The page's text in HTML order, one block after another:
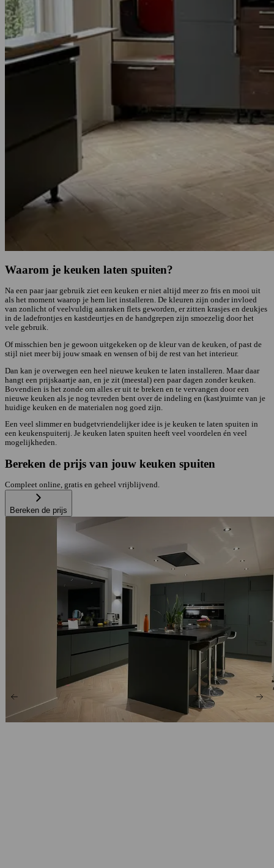
Waarom je keuken laten spuiten?
Na een paar jaar gebruik ziet een keuken er niet altijd meer zo fris en mooi uit
als het moment waarop je hem liet installeren. De kleuren zijn onder invloed
van zonlicht of veelvuldig aanraken flets geworden, er zitten krasjes en deukjes
in de ladefrontjes en kastdeurtjes en de handgrepen zijn smoezelig door het
vele gebruik.
Of misschien ben je gewoon uitgekeken op de kleur van de keuken, of past de
stijl niet meer bij jouw smaak en wensen of bij de rest van het interieur.
Dan kan je overwegen een heel nieuwe keuken te laten installeren. Maar daar
hangt een prijskaartje aan, en je zit (meestal) een paar dagen zonder keuken.
Bovendien is het zonde om alles er uit te breken en te vervangen door een
nieuwe keuken als je nog tevreden bent over de indeling en (kast)ruimte van je
huidige keuken en de materialen nog goed zijn.
Een veel slimmer en budgetvriendelijker idee is je keuken te laten spuiten in
een keukenspuiterij. Je keuken laten spuiten heeft veel voordelen én veel
mogelijkheden.
Bereken de prijs van jouw keuken spuiten
Compleet online, gratis en geheel vrijblijvend.
Bereken de prijs